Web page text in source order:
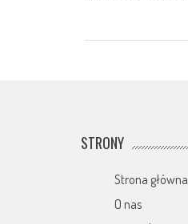
STRONY
Strona główna
O nas